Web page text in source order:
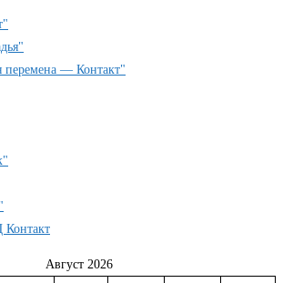
перемена — Контакт"
Август 2026